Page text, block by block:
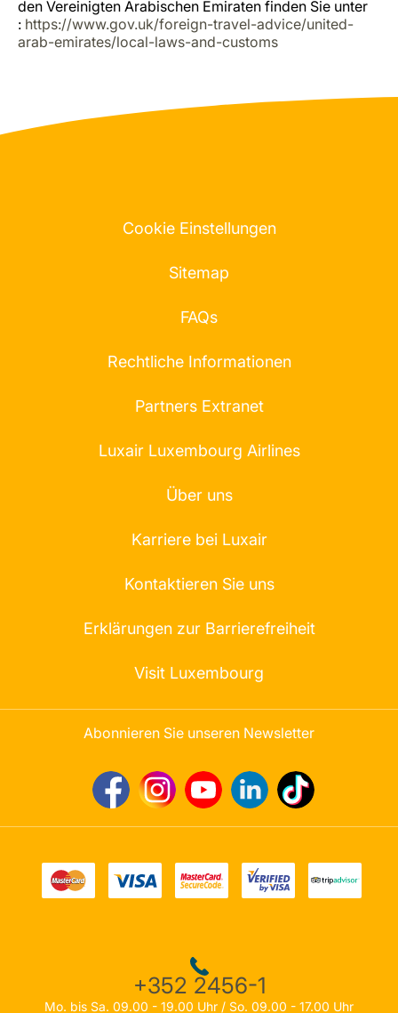
den Vereinigten Arabischen Emiraten finden Sie unter
: https://www.gov.uk/foreign-travel-advice/united-
arab-emirates/local-laws-and-customs
Cookie Einstellungen
Sitemap
FAQs
Rechtliche Informationen
Partners Extranet
Luxair Luxembourg Airlines
Über uns
Karriere bei Luxair
Kontaktieren Sie uns
Erklärungen zur Barrierefreiheit
Visit Luxembourg
Abonnieren Sie unseren Newsletter
+352 2456-1
Mo. bis Sa. 09.00 - 19.00 Uhr / So. 09.00 - 17.00 Uhr